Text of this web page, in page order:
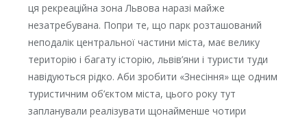
ця рекреаційна зона Львова наразі майже
незатребувана. Попри те, що парк розташований
неподалік центральної частини міста, має велику
територію і багату історію, львів’яни і туристи туди
навідуються рідко. Аби зробити «Знесіння» ще одним
туристичним об’єктом міста, цього року тут
запланували реалізувати щонайменше чотири